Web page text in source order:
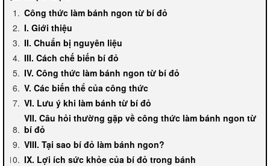
Công thức làm bánh ngon từ bí đỏ
I. Giới thiệu
II. Chuẩn bị nguyên liệu
III. Cách chế biến bí đỏ
IV. Công thức làm bánh ngon từ bí đỏ
V. Các biến thể của công thức
VI. Lưu ý khi làm bánh từ bí đỏ
VII. Câu hỏi thường gặp về công thức làm bánh ngon từ
bí đỏ
VIII. Tại sao bí đỏ làm bánh ngon?
IX. Lợi ích sức khỏe của bí đỏ trong bánh